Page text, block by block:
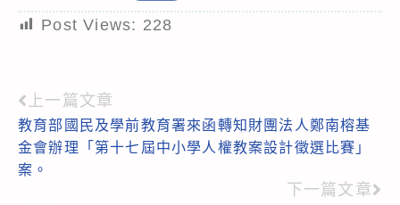
Post Views: 228
Read
more
articles
上一篇文章
教育部國民及學前教育署來函轉知財團法人鄭南榕基
金會辦理「第十七屆中小學人權教案設計徵選比賽」
案。
下一篇文章